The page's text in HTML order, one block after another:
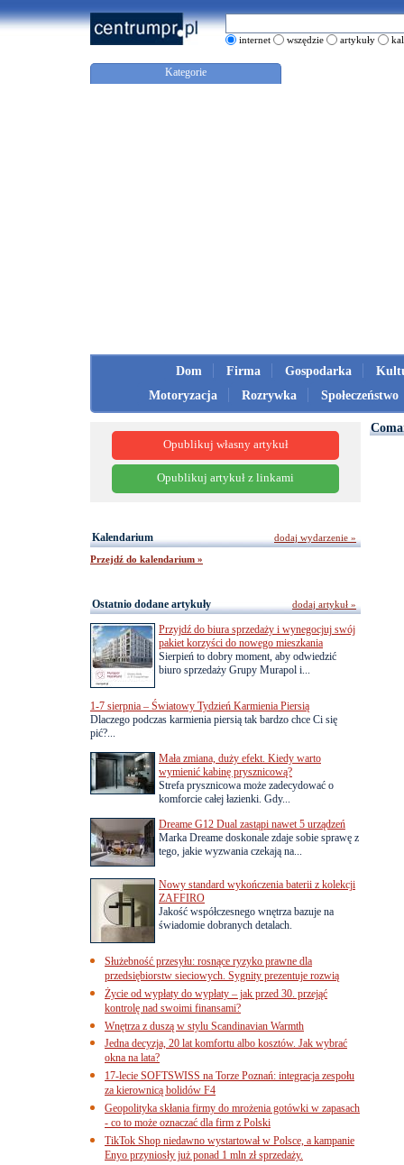
internet wszędzie artykuły
Kategorie
Dom Firma Gospodarka
Motoryzacja
Rozrywka Społeczeństwo
Opublikuj własny artykuł
Opublikuj artykuł z linkami
Kalendarium
Przejdź do kalendarium »
dodaj wydarzenie »
Ostatnio dodane artykuły
Przyjdź do biura sprzedaży i wynegocjuj swój
pakiet korzyści do nowego mieszkania
Sierpień to dobry moment, aby odwiedzić
biuro sprzedaży Grupy Murapol i...
1-7 sierpnia – Światowy Tydzień Karmienia Piersią
Dlaczego podczas karmienia piersią tak bardzo chce Ci się
pić?...
Mała zmiana, duży efekt. Kiedy warto
wymienić kabinę prysznicową?
Strefa prysznicowa może zadecydować o
komforcie całej łazienki. Gdy...
Dreame G12 Dual zastąpi nawet 5 urządzeń
Marka Dreame doskonale zdaje sobie sprawę z
tego, jakie wyzwania czekają na...
Nowy standard wykończenia baterii z kolekcji
ZAFFIRO
Jakość współczesnego wnętrza bazuje na
świadomie dobranych detalach.
Służebność przesyłu: rosnące ryzyko prawne dla
przedsiębiorstw sieciowych. Sygnity prezentuje rozwią
Życie od wypłaty do wypłaty – jak przed 30. przejąć
kontrolę nad swoimi finansami?
Wnętrza z duszą w stylu Scandinavian Warmth
Jedna decyzja, 20 lat komfortu albo kosztów. Jak wybrać
okna na lata?
17-lecie SOFTSWISS na Torze Poznań: integracja zespołu
za kierownicą bolidów F4
Geopolityka skłania firmy do mrożenia gotówki w zapasach
- co to może oznaczać dla firm z Polski
TikTok Shop niedawno wystartował w Polsce, a kampanie
Enyo przyniosły już ponad 1 mln zł sprzedaży.
dodaj artykuł »